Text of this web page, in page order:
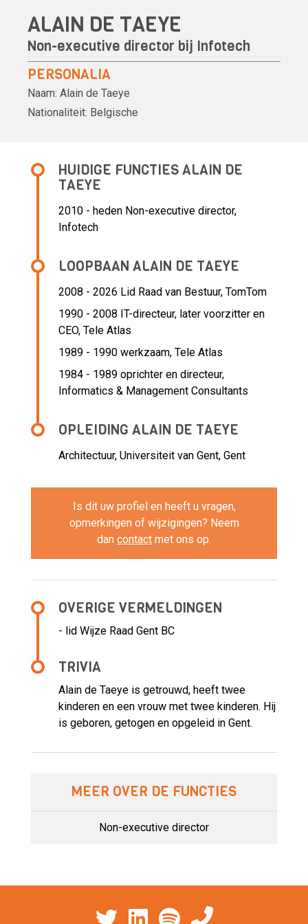
ALAIN DE TAEYE
Non-executive director bij Infotech
PERSONALIA
Naam: Alain de Taeye
Nationaliteit: Belgische
HUIDIGE FUNCTIES ALAIN DE
TAEYE
2010 - heden Non-executive director,
Infotech
LOOPBAAN ALAIN DE TAEYE
2008 - 2026 Lid Raad van Bestuur, TomTom
1990 - 2008 IT-directeur, later voorzitter en
CEO, Tele Atlas
1989 - 1990 werkzaam, Tele Atlas
1984 - 1989 oprichter en directeur,
Informatics & Management Consultants
OPLEIDING ALAIN DE TAEYE
Architectuur, Universiteit van Gent, Gent
Is dit uw profiel en heeft u vragen,
opmerkingen of wijzigingen? Neem
dan contact met ons op.
OVERIGE VERMELDINGEN
- lid Wijze Raad Gent BC
TRIVIA
Alain de Taeye is getrouwd, heeft twee
kinderen en een vrouw met twee kinderen. Hij
is geboren, getogen en opgeleid in Gent.
MEER OVER DE FUNCTIES
Non-executive director